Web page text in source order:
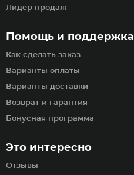
Помощь и поддержка
Как сделать заказ
Варианты оплаты
Варианты доставки
Возврат и гарантия
Бонусная программа
Лидер продаж
Это интересно
Отзывы